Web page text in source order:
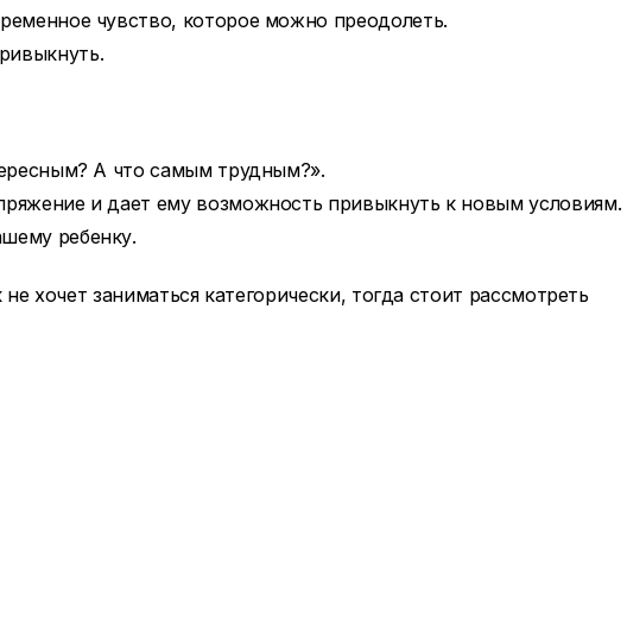
чувство, которое можно преодолеть.
А что самым трудным?».
и дает ему возможность привыкнуть к новым условиям.
ребенку.
хочет заниматься категорически, тогда стоит рассмотреть